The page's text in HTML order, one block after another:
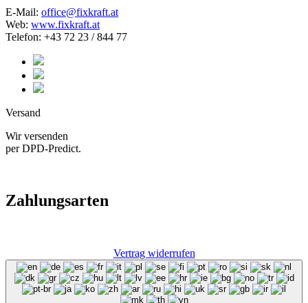
E-Mail: office@fixkraft.at
Web: www.fixkraft.at
Telefon: +43 72 23 / 844 77
Versand
Wir versenden
per DPD-Predict.
Zahlungsarten
Vertrag widerrufen